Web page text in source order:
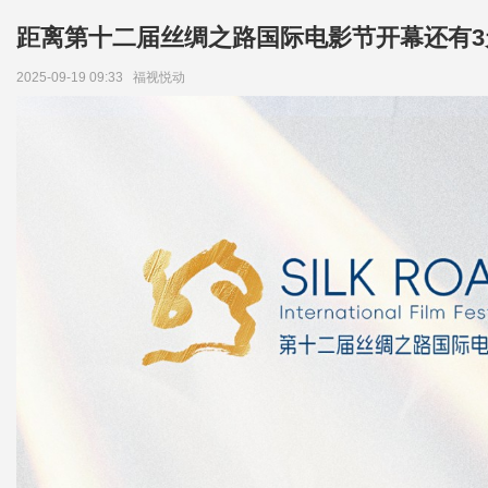
距离第十二届丝绸之路国际电影节开幕还有
2025-09-19 09:33 福视悦动